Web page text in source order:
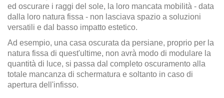
ed oscurare i raggi del sole, la loro mancata mobilità - data
dalla loro natura fissa - non lasciava spazio a soluzioni
versatili e dal basso impatto estetico.
Ad esempio, una casa oscurata da persiane, proprio per la
natura fissa di quest'ultime, non avrà modo di modulare la
quantità di luce, si passa dal completo oscuramento alla
totale mancanza di schermatura e soltanto in caso di
apertura dell'infisso.